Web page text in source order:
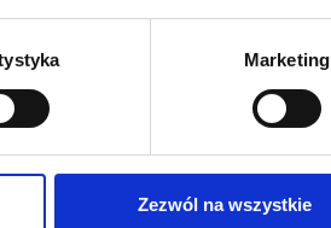
Marketing
Zezwól na wszystkie